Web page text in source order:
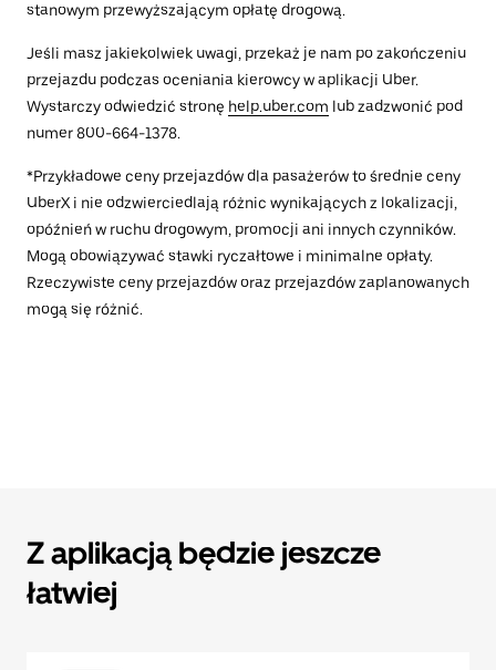
stanowym przewyższającym opłatę drogową.
Jeśli masz jakiekolwiek uwagi, przekaż je nam po zakończeniu
przejazdu podczas oceniania kierowcy w aplikacji Uber.
Wystarczy odwiedzić stronę help.uber.com lub zadzwonić pod
numer 800-664-1378.
*Przykładowe ceny przejazdów dla pasażerów to średnie ceny
UberX i nie odzwierciedlają różnic wynikających z lokalizacji,
opóźnień w ruchu drogowym, promocji ani innych czynników.
Mogą obowiązywać stawki ryczałtowe i minimalne opłaty.
Rzeczywiste ceny przejazdów oraz przejazdów zaplanowanych
mogą się różnić.
Z aplikacją będzie jeszcze
łatwiej